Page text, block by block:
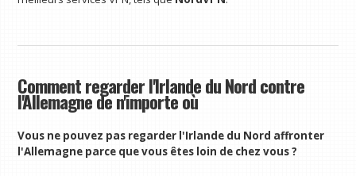
Comment regarder l'Irlande du Nord contre
l'Allemagne de n'importe où
Vous ne pouvez pas regarder l'Irlande du Nord affronter
l'Allemagne parce que vous êtes loin de chez vous ?